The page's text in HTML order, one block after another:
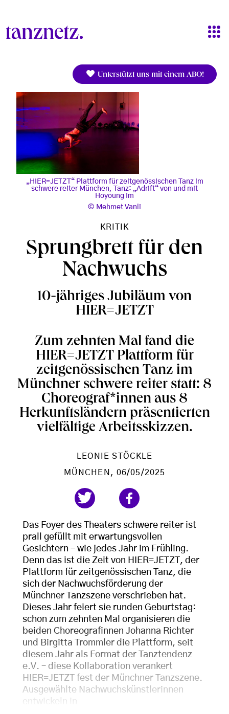
Unterstützt uns mit einem ABO!
„HIER=JETZT“ Plattform für zeitgenössischen Tanz im
schwere reiter München, Tanz: „Adrift“ von und mit
Hoyoung Im
Mehmet Vanli
KRITIK
Sprungbrett für den
Nachwuchs
10-jähriges Jubiläum von
HIER=JETZT
Zum zehnten Mal fand die
HIER=JETZT Plattform für
zeitgenössischen Tanz im
Münchner schwere reiter statt: 8
Choreograf*innen aus 8
Herkunftsländern präsentierten
vielfältige Arbeitsskizzen.
LEONIE STÖCKLE
MÜNCHEN , 06/05/2025
Das Foyer des Theaters schwere reiter ist
prall gefüllt mit erwartungsvollen
Gesichtern – wie jedes Jahr im Frühling.
Denn das ist die Zeit von HIER=JETZT, der
Plattform für zeitgenössischen Tanz, die
sich der Nachwuchsförderung der
Münchner Tanzszene verschrieben hat.
Dieses Jahr feiert sie runden Geburtstag:
schon zum zehnten Mal organisieren die
beiden Choreografinnen Johanna Richter
und Birgitta Trommler die Plattform, seit
diesem Jahr als Format der Tanztendenz
e.V. – diese Kollaboration verankert
HIER=JETZT fest der Münchner Tanzszene.
Ausgewählte Nachwuchskünstlerinnen
entwickeln in